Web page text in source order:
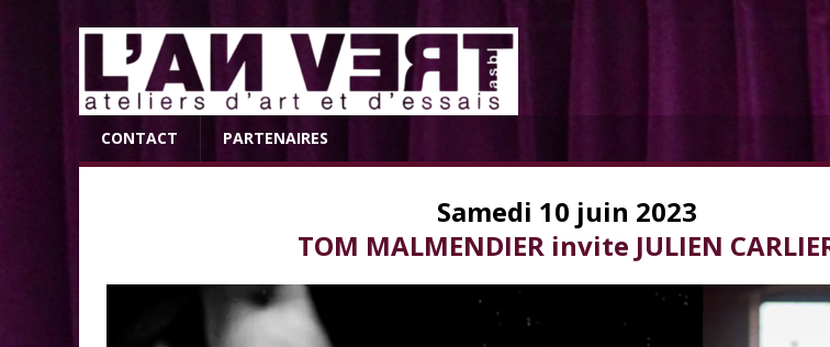
CONTACT PARTENAIRES
Samedi 10 juin 2023
TOM MALMENDIER invite JULIEN